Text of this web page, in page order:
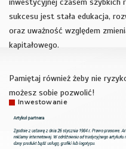
sukcesu jest stała edukacja,
oraz uważność względem
kapitałowego.
Pamiętaj również żeby nie
możesz sobie pozwolić!
Inwestowanie